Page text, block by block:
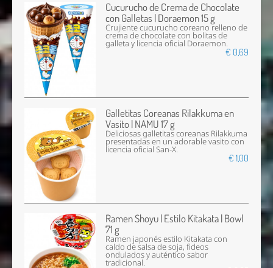
Cucurucho de Crema de Chocolate
con Galletas | Doraemon 15 g
Crujiente cucurucho coreano relleno de
crema de chocolate con bolitas de
galleta y licencia oficial Doraemon.
€ 0,69
Galletitas Coreanas Rilakkuma en
Vasito | NAMU 17 g
Deliciosas galletitas coreanas Rilakkuma
presentadas en un adorable vasito con
licencia oficial San-X.
€ 1,00
Ramen Shoyu | Estilo Kitakata | Bowl
71 g
Ramen japonés estilo Kitakata con
caldo de salsa de soja, fideos
ondulados y auténtico sabor
tradicional.